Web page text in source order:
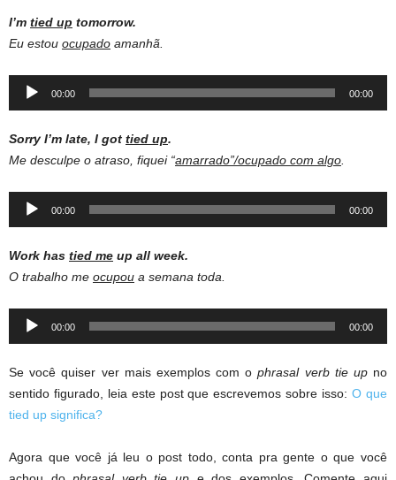
I’m tied up tomorrow.
Eu estou ocupado amanhã.
Audio
00:00 00:00
Sorry I’m late, I got tied up.
Me desculpe o atraso, fiquei “amarrado”/ocupado com algo
Audio
00:00 00:00
Work has tied me up all week.
O trabalho me ocupou a semana toda.
Audio
00:00 00:00
Se você quiser ver mais exemplos com ophrasal verb tie up no
sentido figurado, leia este post que escrevemos sobre isso:O que
tied up significa?
Agora que você já leu o post todo, conta pra gente o que você